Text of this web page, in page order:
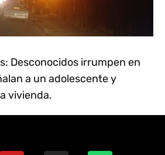
Desconocidos irrumpen en
a un adolescente y
vivienda.